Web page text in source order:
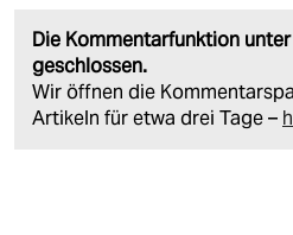
Die Kommentarfunktion
geschlossen.
Wir öffnen die
Artikeln für etwa drei Tage –